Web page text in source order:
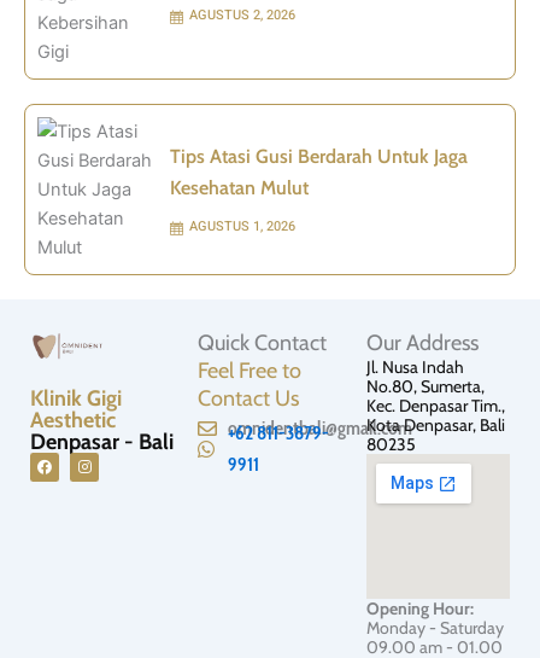
AGUSTUS 2, 2026
Tips Atasi Gusi Berdarah Untuk Jaga
Kesehatan Mulut
AGUSTUS 1, 2026
Klinik Gigi
Aesthetic
Denpasar - Bali
Quick Contact
Feel Free to
Contact Us
omnidentbali@gmail.com
+62 811-3879-
9911
Our Address
Jl. Nusa Indah
No.80, Sumerta,
Kec. Denpasar Tim.,
Kota Denpasar, Bali
80235
Opening Hour:
Monday - Saturday
09.00 am - 01.00